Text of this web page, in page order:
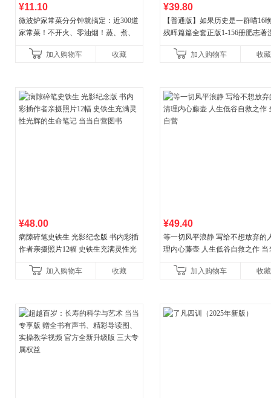
¥11.10
微波炉家常菜分分钟就搞定：近300道
家常菜！不开火、零油烟！蒸、煮、
让美味跃然眼前、操
加入购物车 收藏
¥39.80
【普通版】如果历史是一群喵16
残晖篇篇全套正版1-156册肥志著
儿童西游喵知识
加入购物车 收藏
¥48.00
病隙碎笔史铁生 光影纪念版 书内彩插
作者亲摄照片12幅 史铁生充满灵性光
加入购物车
收藏
¥49.40
等一切风平浪静 写给不想放弃的
理内心藤壶 人生低谷自救之作 当
加入购物车
收藏